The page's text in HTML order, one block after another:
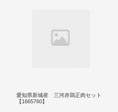
愛知県新城産 三河赤鶏正肉セット
【1665760】